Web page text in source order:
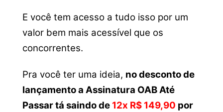
E você tem acesso a tudo isso por um
valor bem mais acessível que os
concorrentes.
Pra você ter uma ideia, no desconto de
lançamento a Assinatura OAB Até
Passar tá saindode12x R$ 149,90 por